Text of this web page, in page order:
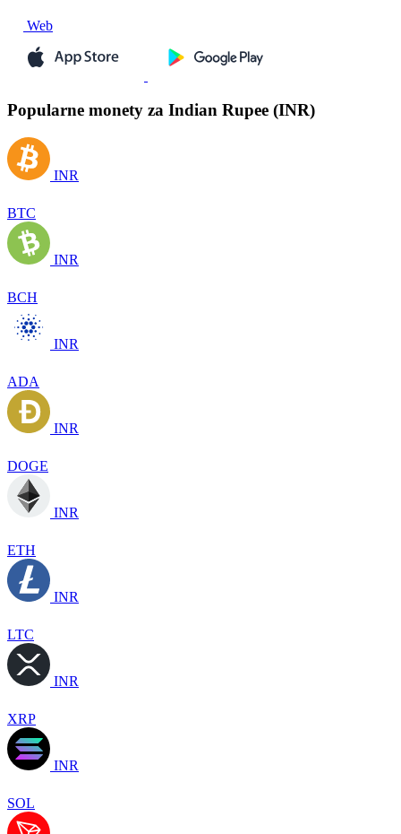
Web
Popularne monety za Indian Rupee (INR)
INR
BTC
INR
BCH
INR
ADA
INR
DOGE
INR
ETH
INR
LTC
INR
XRP
INR
SOL